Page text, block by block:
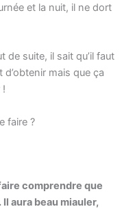
et la nuit, il ne dort
de suite, il sait qu’il faut
d’obtenir mais que ça
!
faire ?
comprendre que
aura beau miauler,